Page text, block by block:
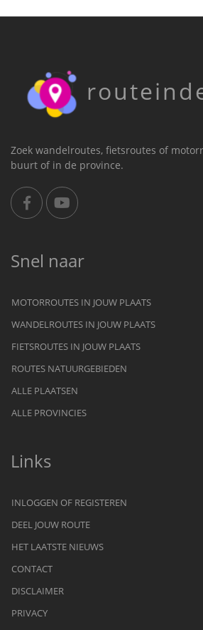
Zoek wandelroutes, fietsroutes of
buurt of in de province.
Snel naar
MOTORROUTES IN JOUW PLAATS
WANDELROUTES IN JOUW PLAATS
FIETSROUTES IN JOUW PLAATS
ROUTES NATUURGEBIEDEN
ALLE PLAATSEN
ALLE PROVINCIES
Links
INLOGGEN OF REGISTEREN
DEEL JOUW ROUTE
HET LAATSTE NIEUWS
CONTACT
DISCLAIMER
PRIVACY